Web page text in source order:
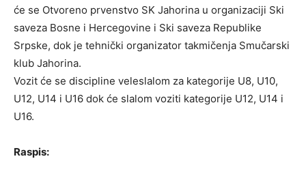
će se Otvoreno prvenstvo SK Jahorina u organizaciji Ski
saveza Bosne i Hercegovine i Ski saveza Republike
Srpske, dok je tehnički organizator takmičenja Smučarski
klub Jahorina.
Vozit će se discipline veleslalom za kategorije U8, U10,
U12, U14 i U16 dok će slalom voziti kategorije U12, U14 i
U16.
Raspis: